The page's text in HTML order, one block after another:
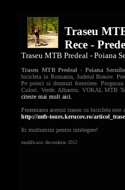
Traseu
Rece -
Traseu MTB Predeal - Poiana
Traseu MTB Predeal - Poiana
bicicleta in Romania, Judetul Brasov.
Pe poteci si drumuri forestiere.
Culori. Verde. Albastru. VOKAL MTB
citeste mai mult aici.
Prezentarea acestui traseu cu bicicleta este
http://mtb-tours.kerucov.ro/
Iti multumim pentru intelegere!
modificare: decembrie 2012